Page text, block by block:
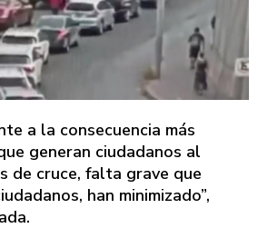
a la consecuencia más
generan ciudadanos al
de cruce, falta grave que
han minimizado”,